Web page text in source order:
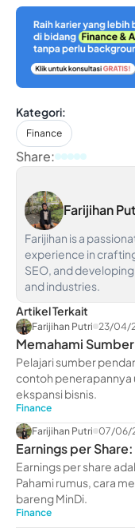
Kategori:
Finance
Share:
Farijihan
Farijihan is a
experience in
SEO, and
and industries.
Artikel Terkait
Farijihan Putri 23/04/
Memahami
Contohnya
Pelajari sumber
contoh penerapannya
ekspansi bisnis.
Finance
Farijihan Putri 07/06/
Earnings per
Contohnya
Earnings per share
Pahami rumus, cara
bareng MinDi.
Finance